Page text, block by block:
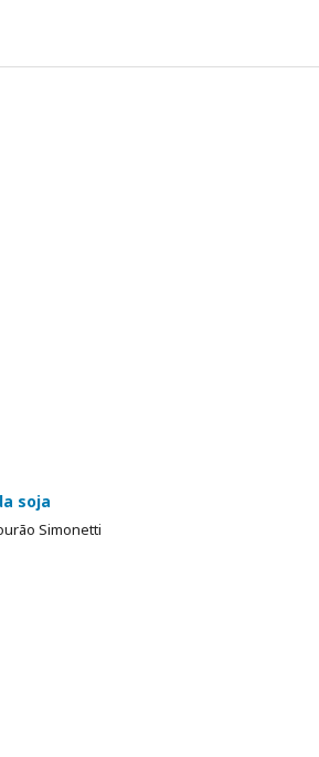
soja
Simonetti